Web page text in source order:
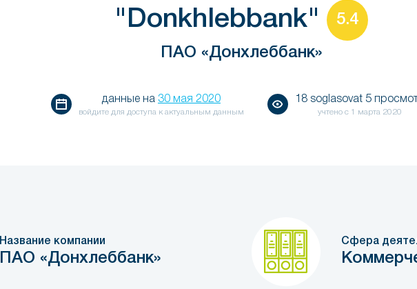
"Donkhlebbank"
5.4
ПАО «Донхлеббанк»
данные на 30 мая 2020
войдите для доступа к актуальным данным
18 soglasovat 5
учтено с 1 марта 2020
Название компании
ПАО «Донхлеббанк»
Сфера